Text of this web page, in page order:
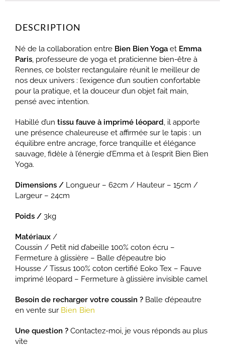
DESCRIPTION
Né de la collaboration entre Bien Bien Yoga et Emma
Paris, professeure de yoga et praticienne bien-être à
Rennes, ce bolster rectangulaire réunit le meilleur de
nos deux univers : l’exigence d’un soutien confortable
pour la pratique, et la douceur d’un objet fait main,
pensé avec intention.
Habillé d’un tissu fauve à imprimé léopard, il apporte
une présence chaleureuse et affirmée sur le tapis : un
équilibre entre ancrage, force tranquille et élégance
sauvage, fidèle à l’énergie d’Emma et à l’esprit Bien Bien
Yoga.
Dimensions / Longueur – 62cm / Hauteur – 15cm /
Largeur – 24cm
Poids / 3kg
Matériaux /
Coussin / Petit nid d’abeille 100% coton écru –
Fermeture à glissière – Balle d’épeautre bio
Housse / Tissus 100% coton certifié Eoko Tex – Fauve
imprimé léopard – Fermeture à glissière invisible camel
Besoin de recharger votre coussin ? Balle d’épeautre
en vente sur Bien Bien
Une question ? Contactez-moi, je vous réponds au plus
vite